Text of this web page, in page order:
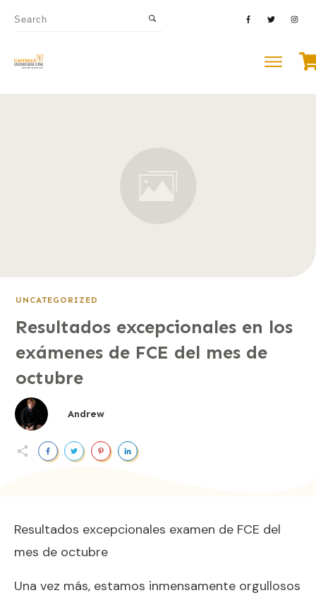
UNCATEGORIZED
Resultados excepcionales en los
exámenes de FCE del mes de
octubre
Andrew
Resultados excepcionales examen de FCE del
mes de octubre
Una vez más, estamos inmensamente orgullosos